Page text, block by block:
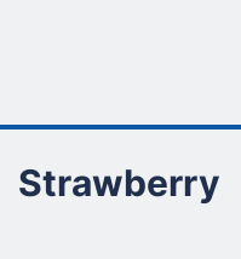
Strawberry